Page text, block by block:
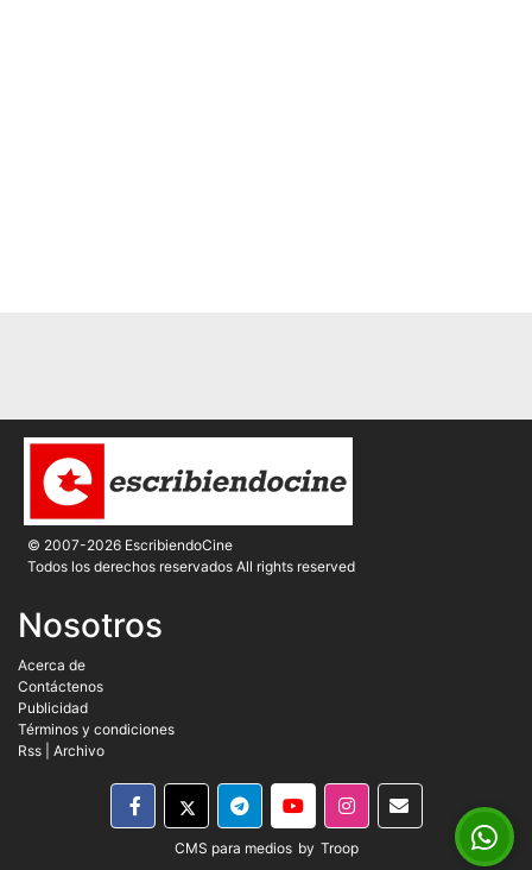
© 2007-2026 EscribiendoCine
Todos los derechos reservados All rights reserved
Nosotros
Acerca de
Contáctenos
Publicidad
Términos y condiciones
Rss
Archivo
CMS para medios by Troop